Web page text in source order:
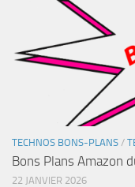
TECHNOS BONS-PLANS /
Bons Plans Amazon
22 JANVIER 2026